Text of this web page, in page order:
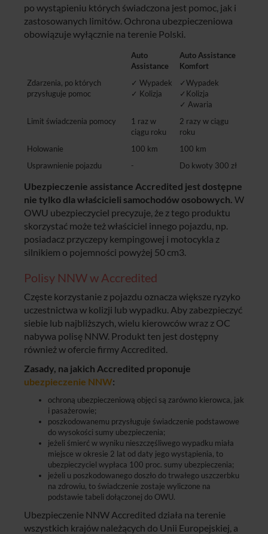
po wystąpieniu których świadczona jest pomoc, jak i
zastosowanych limitów. Ochrona ubezpieczeniowa
obowiązuje wyłącznie na terenie Polski.
Auto
Assistance
Auto Assistance
Komfort
Zdarzenia, po których
przysługuje pomoc
✓ Wypadek
✓ Kolizja
✓Wypadek
✓Kolizja
✓ Awaria
Limit świadczenia pomocy
1 raz w
ciągu roku
2 razy w ciągu
roku
Holowanie
100 km
100 km
Usprawnienie pojazdu
- Do kwoty 300 zł
Ubezpieczenie assistance Accredited jest dostępne
nie tylko dla właścicieli samochodów osobowych. W
OWU ubezpieczyciel precyzuje, że z tego produktu
skorzystać może też właściciel innego pojazdu, np.
posiadacz przyczepy kempingowej i motocykla z
silnikiem o pojemności powyżej 50 cm3.
Polisy NNW w Accredited
Częste korzystanie z pojazdu oznacza większe ryzyko
uczestnictwa w kolizji lub wypadku. Aby zabezpieczyć
siebie lub najbliższych, wielu kierowców wraz z OC
nabywa polisę NNW. Produkt ten jest dostępny
również w ofercie firmy Accredited.
Zasady, na jakich Accredited proponuje
ubezpieczenie NNW:
ochroną ubezpieczeniową objęci są zarówno kierowca, jak
i pasażerowie;
poszkodowanemu przysługuje świadczenie podstawowe
do wysokości sumy ubezpieczenia;
jeżeli śmierć w wyniku nieszczęśliwego wypadku miała
miejsce w okresie 2 lat od daty jego wystąpienia, to
ubezpieczyciel wypłaca 100 proc. sumy ubezpieczenia;
jeżeli u poszkodowanego doszło do trwałego uszczerbku
na zdrowiu, to świadczenie zostaje wyliczone na
podstawie tabeli dołączonej do OWU.
Ubezpieczenie NNW Accredited działa na terenie
wszystkich krajów należących do Unii Europejskiej, a